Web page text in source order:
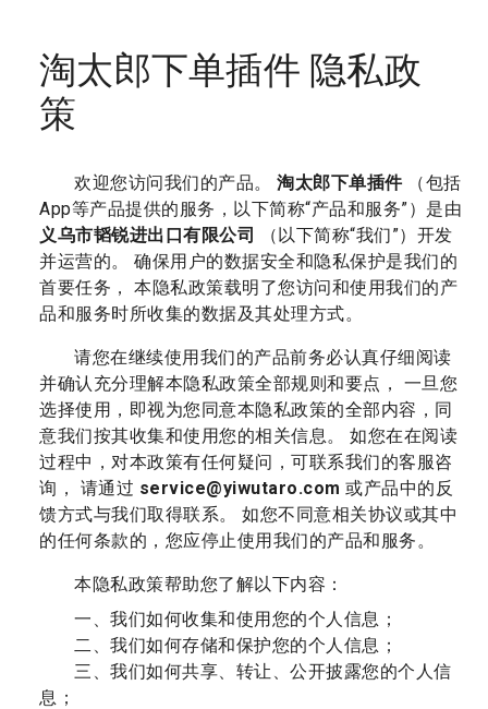
淘太郎下单插件 隐私政
策
欢迎您访问我们的产品。 淘太郎下单插件
（包括
App等产品提供的服务，以下简称“产品和服务”）是由
义乌市韬锐进出口有限公司
（以下简称“我们”）开发
并运营的。 确保用户的数据安全和隐私保护是我们的
首要任务， 本隐私政策载明了您访问和使用我们的产
品和服务时所收集的数据及其处理方式。
请您在继续使用我们的产品前务必认真仔细阅读
并确认充分理解本隐私政策全部规则和要点， 一旦您
选择使用，即视为您同意本隐私政策的全部内容，同
意我们按其收集和使用您的相关信息。 如您在在阅读
过程中，对本政策有任何疑问，可联系我们的客服咨
询， 请通过 service@yiwutaro.com 或产品中的反
馈方式与我们取得联系。 如您不同意相关协议或其中
的任何条款的，您应停止使用我们的产品和服务。
本隐私政策帮助您了解以下内容：
一、我们如何收集和使用您的个人信息；
二、我们如何存储和保护您的个人信息；
三、我们如何共享、转让、公开披露您的个人信
息；